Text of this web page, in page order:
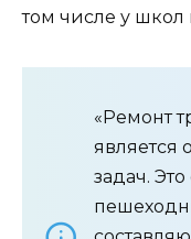
том числе у
«Ремонт
является
задач. Это